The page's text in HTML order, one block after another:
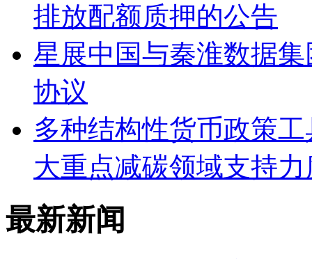
排放配额质押的公告
星展中国与秦淮数据
协议
多种结构性货币政策
大重点减碳领域支持力
最新新闻